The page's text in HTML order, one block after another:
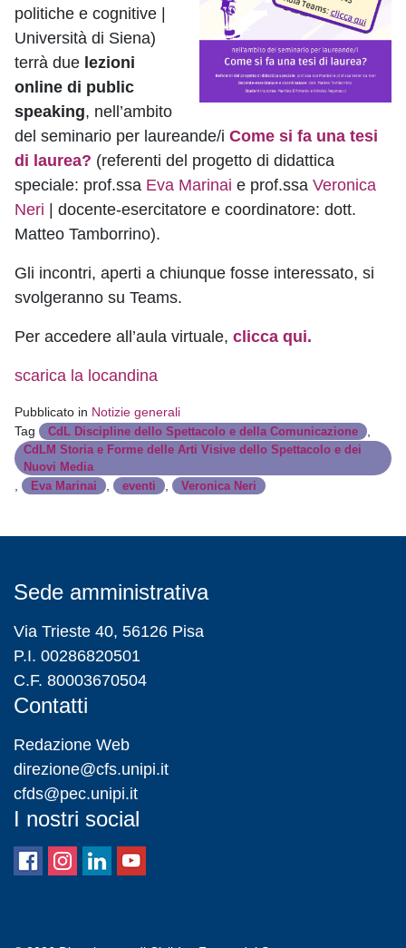
politiche e cognitive |
Università di Siena)
terrà due lezioni
online di public
speaking, nell’ambito
del seminario per laureande/i Come si fa una tesi
di laurea? (referenti del progetto di didattica
speciale: prof.ssa Eva Marinai e prof.ssa Veronica
Neri | docente-esercitatore e coordinatore: dott.
Matteo Tamborrino).
Gli incontri, aperti a chiunque fosse interessato, si
svolgeranno su Teams.
Per accedere all’aula virtuale, clicca qui.
scarica la locandina
Pubblicato in Notizie generali
Tag
CdL Discipline dello Spettacolo e della Comunicazione
CdLM Storia e Forme delle Arti Visive dello Spettacolo e dei
Nuovi Media
Eva Marinai eventi Veronica Neri
Sede amministrativa
Via Trieste 40, 56126 Pisa
P.I. 00286820501
C.F. 80003670504
Contatti
Redazione Web
direzione@cfs.unipi.it
cfds@pec.unipi.it
I nostri social